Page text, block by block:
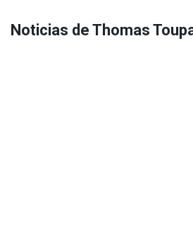
Noticias de Thomas